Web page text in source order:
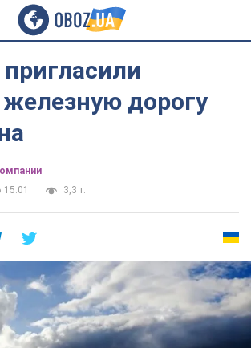
железную дорогу
15:01
3,3 т.